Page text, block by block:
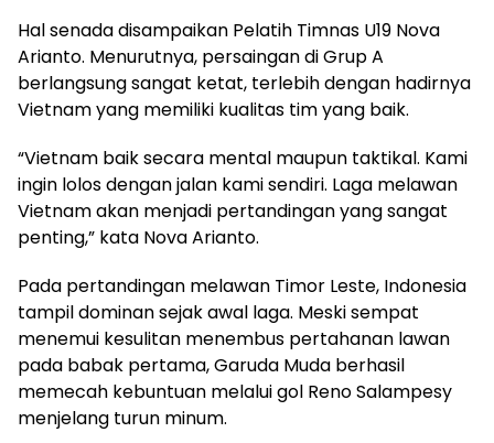
Hal senada disampaikan Pelatih Timnas U19 Nova
Arianto. Menurutnya, persaingan di Grup A
berlangsung sangat ketat, terlebih dengan hadirnya
Vietnam yang memiliki kualitas tim yang baik.
“Vietnam baik secara mental maupun taktikal. Kami
ingin lolos dengan jalan kami sendiri. Laga melawan
Vietnam akan menjadi pertandingan yang sangat
penting,” kata Nova Arianto.
Pada pertandingan melawan Timor Leste, Indonesia
tampil dominan sejak awal laga. Meski sempat
menemui kesulitan menembus pertahanan lawan
pada babak pertama, Garuda Muda berhasil
memecah kebuntuan melalui gol Reno Salampesy
menjelang turun minum.